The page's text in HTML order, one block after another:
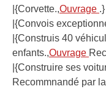
|{Corvette.,Ouvrage .}
|{Convois
|{Construis 40
enfants.,Ouvrage
|{Construire ses
Recommnandé par